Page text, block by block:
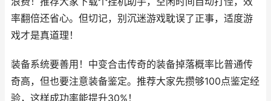
率翻倍还省心。但切记，别沉迷游戏耽误了正事，适度游
戏才是真道理！
装备系统要善用！中变合击传奇的装备掉落概率比普通传
奇高，但也要注意装备鉴定。推荐大家先攒够100点鉴定经
验，这样成功率能提升30%！